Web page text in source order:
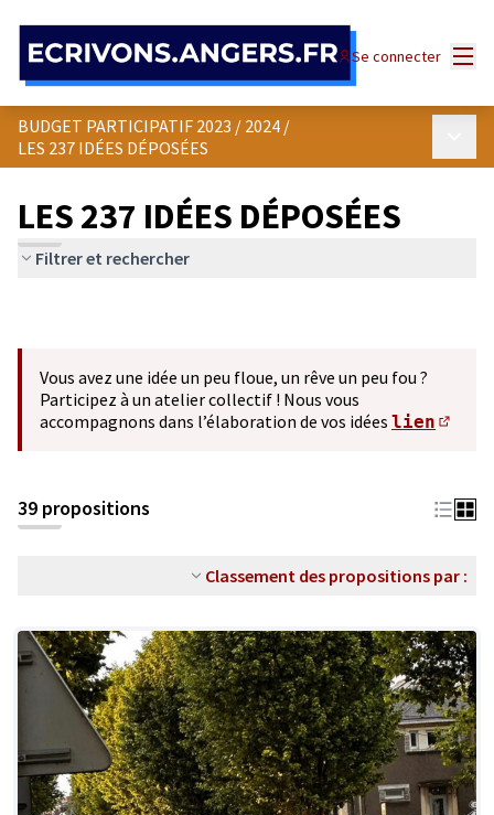
Se connecter
BUDGET PARTICIPATIF 2023 / 2024 /
LES 237 IDÉES DÉPOSÉES
LES 237 IDÉES DÉPOSÉES
Filtrer et rechercher
Vous avez une idée un peu floue, un rêve un peu fou ?
Participez à un atelier collectif ! Nous vous
accompagnons dans l’élaboration de vos idées lien
39 propositions
Classement des propositions par :